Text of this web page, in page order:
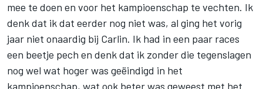
mee te doen en voor het kampioenschap te vechten. Ik
denk dat ik dat eerder nog niet was, al ging het vorig
jaar niet onaardig bij Carlin. Ik had in een paar races
een beetje pech en denk dat ik zonder die tegenslagen
nog wel wat hoger was geëindigd in het
kampioenschap, wat ook beter was geweest met het